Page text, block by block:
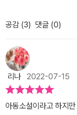
행동을 당연히 “상상
욕가운은 정말 미미 앞
운은 정말 살아 있는
이를 통해 상상이 곧
참, 이야기 속의 또 다
없는 목소리’라고 부
굴은 가물가물, 전화로
아빠랍니다. 어쩐지 아
지 세 남매와 몬스터
스터에 대한 책을 도서
제 누구도 몬스터를
각, 그러니까 초저녁보
하다고 느끼는 듯하다.
나오며 내는 바스락 소
가 자신들이 어디에 있
다는 거칠게 느껴지는
스터라는 말에 걸맞게
잔뜩난 내니 아닌 내니
다. 아이들의 시선에서
뚱함과 발랄함이 보여
비우게 된 것이 세 남
흥미로운 점은 반인반
밀이 되어버린다. 첫째
공감 (3) 댓글 (0)
리나 2022-07-15
아동소설이라고 하지